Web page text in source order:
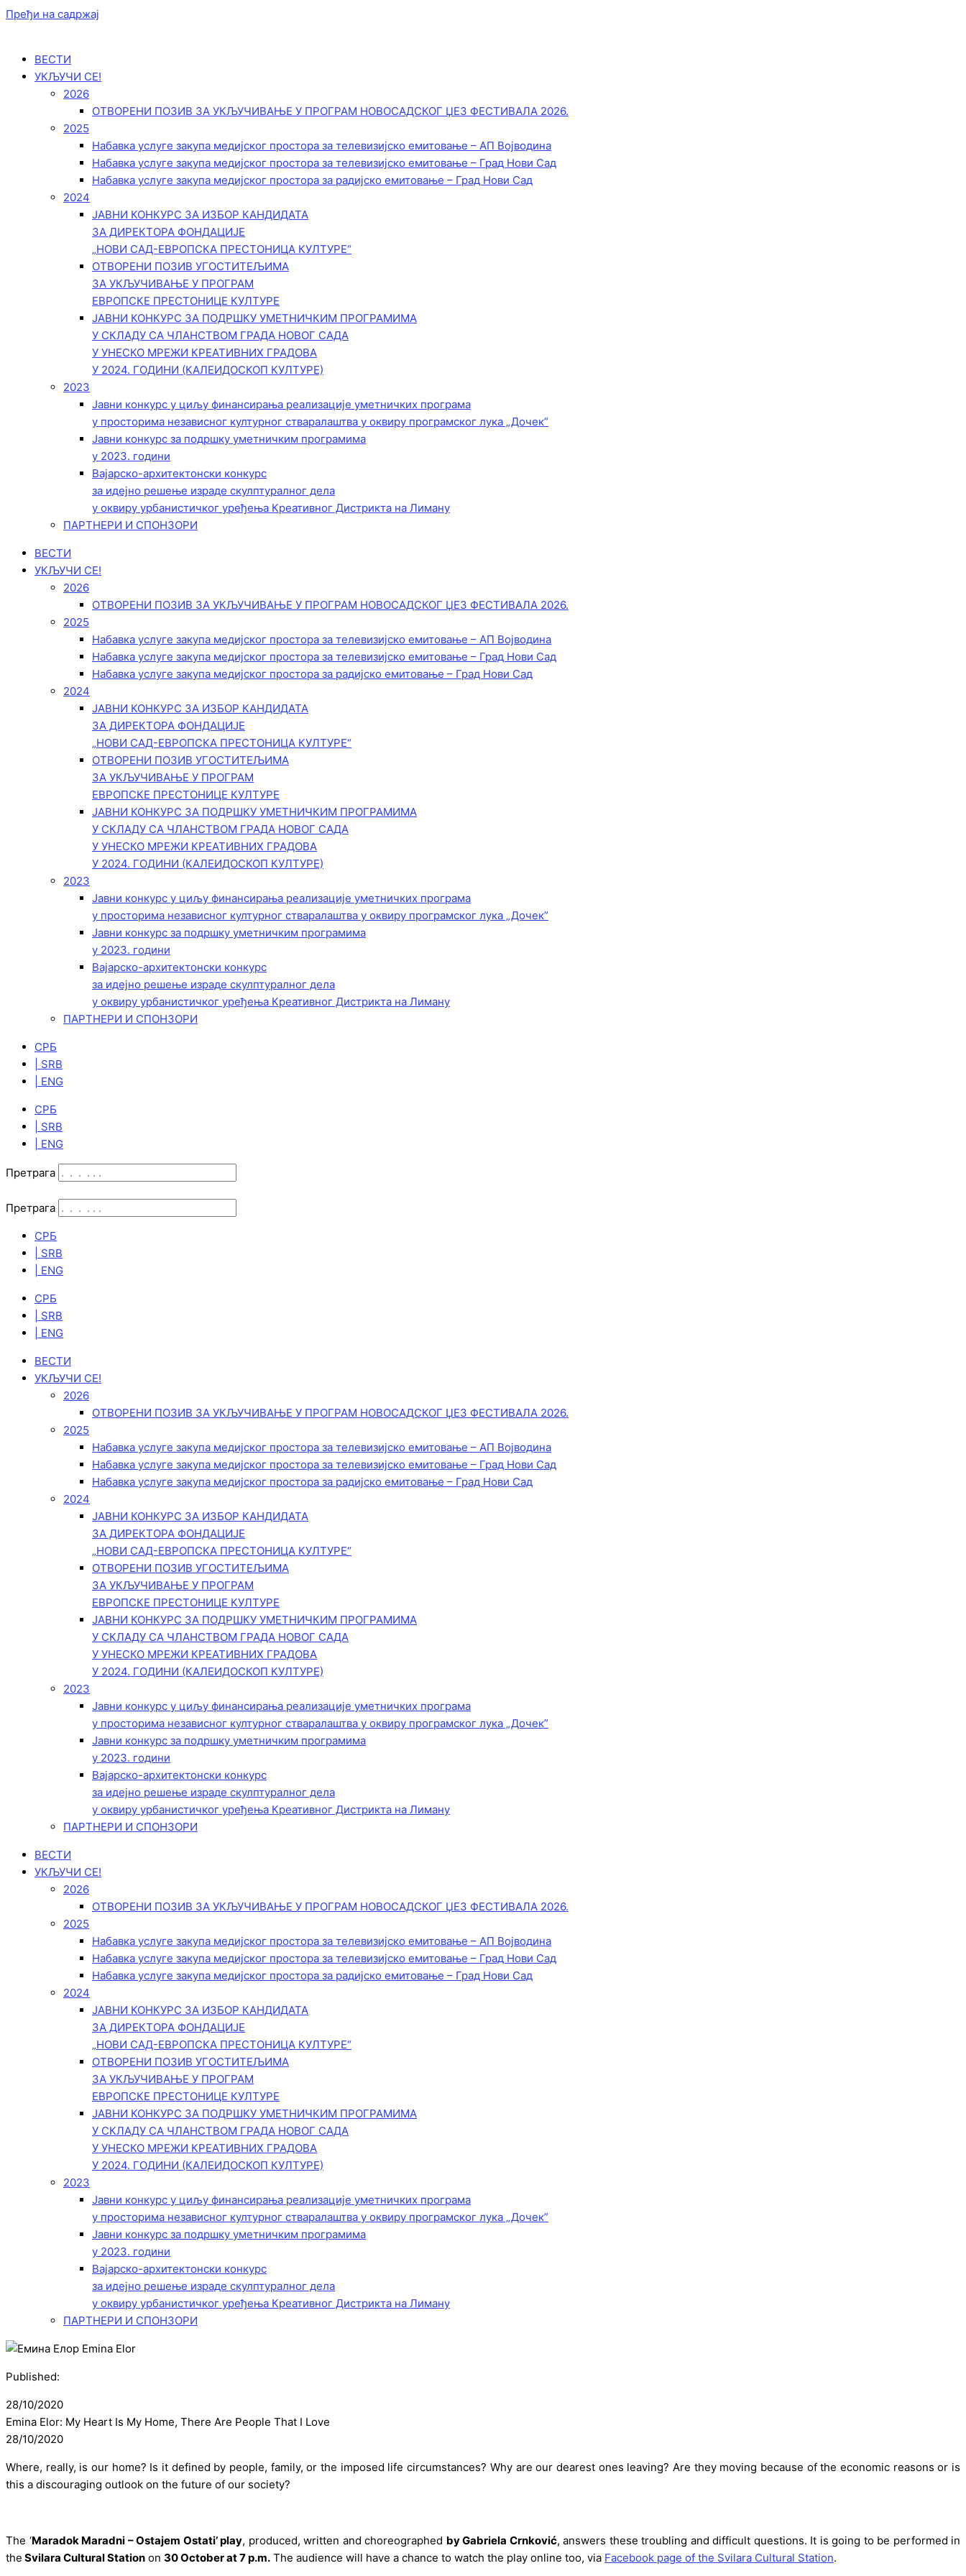
Пређи на садржај
ВЕСТИ
УКЉУЧИ СЕ!
2026
ОТВОРЕНИ ПОЗИВ ЗА УКЉУЧИВАЊЕ У ПРОГРАМ НОВОСАДСКОГ ЏЕЗ ФЕСТИВАЛА 2026.
2025
Набавка услуге закупа медијског простора за телевизијско емитовање – АП Војводинa
Набавка услуге закупа медијског простора за телевизијско емитовање – Град Нови Сад
Набавка услуге закупа медијског простора за радијско емитовање – Град Нови Сад
2024
ЈАВНИ КОНКУРС ЗА ИЗБОР КАНДИДАТА
ЗА ДИРЕКТОРА ФОНДАЦИЈЕ
„НОВИ САД-ЕВРОПСКА ПРЕСТОНИЦА КУЛТУРЕ“
ОТВОРЕНИ ПОЗИВ УГОСТИТЕЉИМА
ЗА УКЉУЧИВАЊЕ У ПРОГРАМ
ЕВРОПСКЕ ПРЕСТОНИЦЕ КУЛТУРЕ
ЈАВНИ КОНКУРС ЗА ПОДРШКУ УМЕТНИЧКИМ ПРОГРАМИМА
У СКЛАДУ СА ЧЛАНСТВОМ ГРАДА НОВОГ САДА
У УНЕСКО МРЕЖИ КРЕАТИВНИХ ГРАДОВА
У 2024. ГОДИНИ (КАЛЕИДОСКОП КУЛТУРЕ)
2023
Јавни конкурс у циљу финансирања реализације уметничких програма
у просторима независног културног стваралаштва у оквиру програмског лука „Дочек”
Јавни конкурс за подршку уметничким програмима
у 2023. години
Вајарско-архитектонски конкурс
за идејно решење израде скулптуралног дела
у оквиру урбанистичког уређења Креативног Дистрикта на Лиману
ПАРТНЕРИ И СПОНЗОРИ
ВЕСТИ
УКЉУЧИ СЕ!
2026
ОТВОРЕНИ ПОЗИВ ЗА УКЉУЧИВАЊЕ У ПРОГРАМ НОВОСАДСКОГ ЏЕЗ ФЕСТИВАЛА 2026.
2025
Набавка услуге закупа медијског простора за телевизијско емитовање – АП Војводинa
Набавка услуге закупа медијског простора за телевизијско емитовање – Град Нови Сад
Набавка услуге закупа медијског простора за радијско емитовање – Град Нови Сад
2024
ЈАВНИ КОНКУРС ЗА ИЗБОР КАНДИДАТА
ЗА ДИРЕКТОРА ФОНДАЦИЈЕ
„НОВИ САД-ЕВРОПСКА ПРЕСТОНИЦА КУЛТУРЕ“
ОТВОРЕНИ ПОЗИВ УГОСТИТЕЉИМА
ЗА УКЉУЧИВАЊЕ У ПРОГРАМ
ЕВРОПСКЕ ПРЕСТОНИЦЕ КУЛТУРЕ
ЈАВНИ КОНКУРС ЗА ПОДРШКУ УМЕТНИЧКИМ ПРОГРАМИМА
У СКЛАДУ СА ЧЛАНСТВОМ ГРАДА НОВОГ САДА
У УНЕСКО МРЕЖИ КРЕАТИВНИХ ГРАДОВА
У 2024. ГОДИНИ (КАЛЕИДОСКОП КУЛТУРЕ)
2023
Јавни конкурс у циљу финансирања реализације уметничких програма
у просторима независног културног стваралаштва у оквиру програмског лука „Дочек”
Јавни конкурс за подршку уметничким програмима
у 2023. години
Вајарско-архитектонски конкурс
за идејно решење израде скулптуралног дела
у оквиру урбанистичког уређења Креативног Дистрикта на Лиману
ПАРТНЕРИ И СПОНЗОРИ
СРБ
| SRB
| ENG
СРБ
| SRB
| ENG
Претрага
Претрага
СРБ
| SRB
| ENG
СРБ
| SRB
| ENG
ВЕСТИ
УКЉУЧИ СЕ!
2026
ОТВОРЕНИ ПОЗИВ ЗА УКЉУЧИВАЊЕ У ПРОГРАМ НОВОСАДСКОГ ЏЕЗ ФЕСТИВАЛА 2026.
2025
Набавка услуге закупа медијског простора за телевизијско емитовање – АП Војводинa
Набавка услуге закупа медијског простора за телевизијско емитовање – Град Нови Сад
Набавка услуге закупа медијског простора за радијско емитовање – Град Нови Сад
2024
ЈАВНИ КОНКУРС ЗА ИЗБОР КАНДИДАТА
ЗА ДИРЕКТОРА ФОНДАЦИЈЕ
„НОВИ САД-ЕВРОПСКА ПРЕСТОНИЦА КУЛТУРЕ“
ОТВОРЕНИ ПОЗИВ УГОСТИТЕЉИМА
ЗА УКЉУЧИВАЊЕ У ПРОГРАМ
ЕВРОПСКЕ ПРЕСТОНИЦЕ КУЛТУРЕ
ЈАВНИ КОНКУРС ЗА ПОДРШКУ УМЕТНИЧКИМ ПРОГРАМИМА
У СКЛАДУ СА ЧЛАНСТВОМ ГРАДА НОВОГ САДА
У УНЕСКО МРЕЖИ КРЕАТИВНИХ ГРАДОВА
У 2024. ГОДИНИ (КАЛЕИДОСКОП КУЛТУРЕ)
2023
Јавни конкурс у циљу финансирања реализације уметничких програма
у просторима независног културног стваралаштва у оквиру програмског лука „Дочек”
Јавни конкурс за подршку уметничким програмима
у 2023. години
Вајарско-архитектонски конкурс
за идејно решење израде скулптуралног дела
у оквиру урбанистичког уређења Креативног Дистрикта на Лиману
ПАРТНЕРИ И СПОНЗОРИ
ВЕСТИ
УКЉУЧИ СЕ!
2026
ОТВОРЕНИ ПОЗИВ ЗА УКЉУЧИВАЊЕ У ПРОГРАМ НОВОСАДСКОГ ЏЕЗ ФЕСТИВАЛА 2026.
2025
Набавка услуге закупа медијског простора за телевизијско емитовање – АП Војводинa
Набавка услуге закупа медијског простора за телевизијско емитовање – Град Нови Сад
Набавка услуге закупа медијског простора за радијско емитовање – Град Нови Сад
2024
ЈАВНИ КОНКУРС ЗА ИЗБОР КАНДИДАТА
ЗА ДИРЕКТОРА ФОНДАЦИЈЕ
„НОВИ САД-ЕВРОПСКА ПРЕСТОНИЦА КУЛТУРЕ“
ОТВОРЕНИ ПОЗИВ УГОСТИТЕЉИМА
ЗА УКЉУЧИВАЊЕ У ПРОГРАМ
ЕВРОПСКЕ ПРЕСТОНИЦЕ КУЛТУРЕ
ЈАВНИ КОНКУРС ЗА ПОДРШКУ УМЕТНИЧКИМ ПРОГРАМИМА
У СКЛАДУ СА ЧЛАНСТВОМ ГРАДА НОВОГ САДА
У УНЕСКО МРЕЖИ КРЕАТИВНИХ ГРАДОВА
У 2024. ГОДИНИ (КАЛЕИДОСКОП КУЛТУРЕ)
2023
Јавни конкурс у циљу финансирања реализације уметничких програма
у просторима независног културног стваралаштва у оквиру програмског лука „Дочек”
Јавни конкурс за подршку уметничким програмима
у 2023. години
Вајарско-архитектонски конкурс
за идејно решење израде скулптуралног дела
у оквиру урбанистичког уређења Креативног Дистрикта на Лиману
ПАРТНЕРИ И СПОНЗОРИ
Published:
28/10/2020
Emina Elor: My Heart Is My Home, There Are People That I Love
28/10/2020
Where, really, is our home? Is it defined by people, family, or the imposed life circumstances? Why are our dearest ones leaving? Are they moving because of the economic reasons or is
this a discouraging outlook on the future of our society?
The ‘Maradok Maradni – Ostajem Ostati’ play, produced, written and choreographed by Gabriela Crnković, answers these troubling and difficult questions. It is going to be performed in
the Svilara Cultural Station on 30 October at 7 p.m. The audience will have a chance to watch the play online too, via Facebook page of the Svilara Cultural Station.